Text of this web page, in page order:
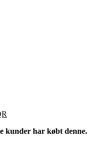
kunder har købt denne.